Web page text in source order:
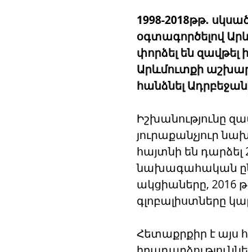
1998-2018թթ.
օգտագործելով
փորձել են
Արևմուտքի
հանձնել
Իշխանությունը
յուրաքանչյուր
հայտնի են
նախագահական
ակցիաները, 2016
գլոբալիստները
Հետաքրքիր է այս